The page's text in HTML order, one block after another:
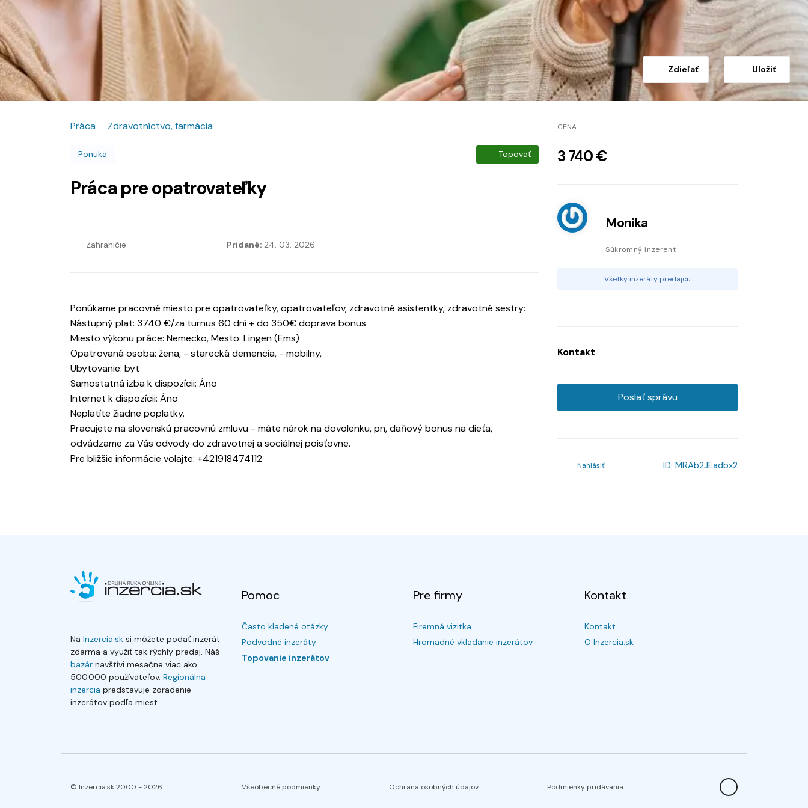
Zdieľať Uložiť
Práca Zdravotníctvo, farmácia
Ponuka Topovať
Práca pre opatrovateľky
Zahraničie Pridané: 24. 03. 2026
Ponúkame pracovné miesto pre opatrovateľky, opatrovateľov, zdravotné asistentky, zdravotné sestry:
Nástupný plat: 3740 €/za turnus 60 dní + do 350€ doprava bonus
Miesto výkonu práce: Nemecko, Mesto: Lingen (Ems)
Opatrovaná osoba: žena, - starecká demencia, - mobilny,
Ubytovanie: byt
Samostatná izba k dispozícii: Áno
Internet k dispozícii: Áno
Neplatíte žiadne poplatky.
Pracujete na slovenskú pracovnú zmluvu - máte nárok na dovolenku, pn, daňový bonus na dieťa,
odvádzame za Vás odvody do zdravotnej a sociálnej poisťovne.
Pre bližšie informácie volajte: +421918474112
CENA
3 740 €
Monika
Súkromný inzerent
Všetky inzeráty predajcu
Kontakt
Poslať správu
Nahlásiť ID: MRAb2JEadbx2
Na Inzercia.sk si môžete podať inzerát
zdarma a využiť tak rýchly predaj. Náš
bazár navštívi mesačne viac ako
500.000 používateľov. Regionálna
inzercia predstavuje zoradenie
inzerátov podľa miest.
Pomoc
Často kladené otázky
Podvodné inzeráty
Topovanie inzerátov
Pre firmy
Firemná vizitka
Hromadné vkladanie inzerátov
Kontakt
Kontakt
O Inzercia.sk
© Inzercia.sk 2000 -2026 Všeobecné podmienky Ochrana osobných údajov Podmienky pridávania